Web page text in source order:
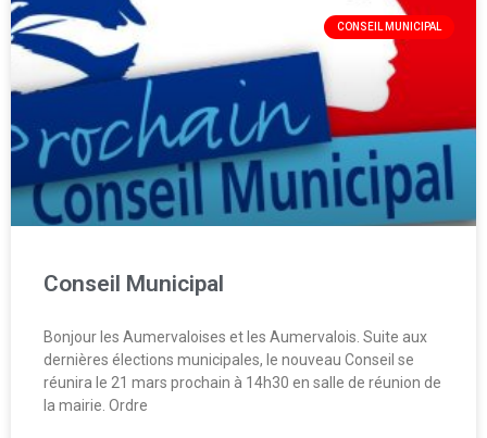
CONSEIL MUNICIPAL
Conseil Municipal
Bonjour les Aumervaloises et les Aumervalois. Suite aux
dernières élections municipales, le nouveau Conseil se
réunira le 21 mars prochain à 14h30 en salle de réunion de
la mairie. Ordre